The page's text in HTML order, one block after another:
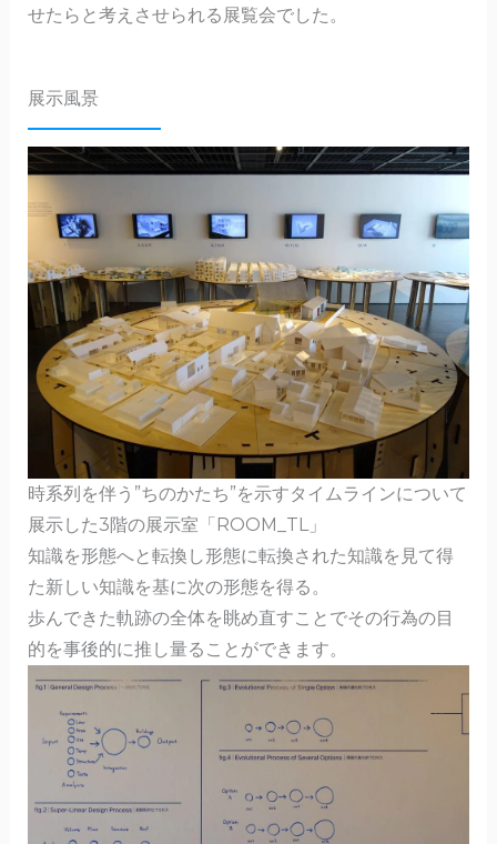
せたらと考えさせられる展覧会でした。
展示風景
時系列を伴う”ちのかたち”を示すタイムラインについて
展示した3階の展示室「ROOM_TL」
知識を形態へと転換し形態に転換された知識を見て得
た新しい知識を基に次の形態を得る。
歩んできた軌跡の全体を眺め直すことでその行為の目
的を事後的に推し量ることができます。